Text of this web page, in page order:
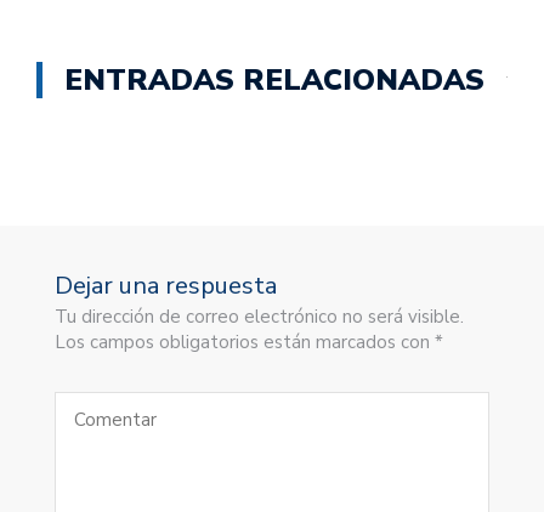
ENTRADAS RELACIONADAS
Dejar una respuesta
Tu dirección de correo electrónico no será visible.
Los campos obligatorios están marcados con *